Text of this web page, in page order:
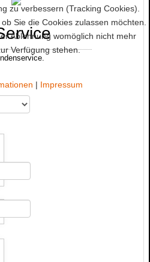
zu verbessern (Tracking Cookies).
Sie die Cookies zulassen möchten.
Ablehnung womöglich nicht mehr
Verfügung stehen.
| Impressum